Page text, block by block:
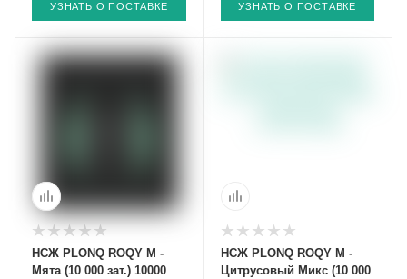
УЗНАТЬ О ПОСТАВКЕ УЗНАТЬ О ПОСТАВКЕ
НСЖ PLONQ ROQY M -
Мята (10 000 зат.) 10000
НСЖ PLONQ ROQY M -
Цитрусовый Микс (10 000